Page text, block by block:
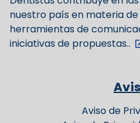
nuestro país en materia
herramientas de
iniciativas de propuestas..
Aviso de